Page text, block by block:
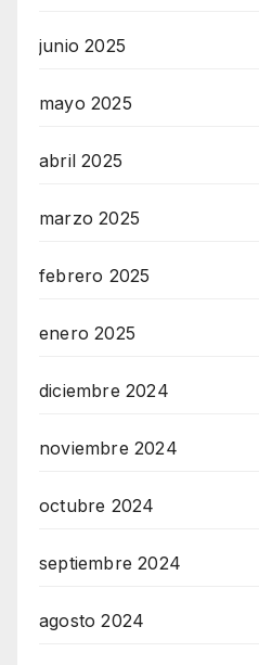
junio 2025
mayo 2025
abril 2025
marzo 2025
febrero 2025
enero 2025
diciembre 2024
noviembre 2024
octubre 2024
septiembre 2024
agosto 2024